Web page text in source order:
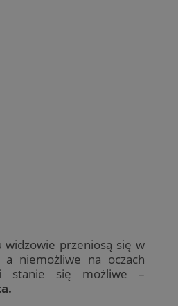
widzowie przeniosą się w
a niemożliwe na oczach
stanie się możliwe –